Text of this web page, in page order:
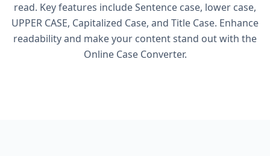
read. Key features include Sentence case, lower case,
UPPER CASE, Capitalized Case, and Title Case. Enhance
readability and make your content stand out with the
Online Case Converter.